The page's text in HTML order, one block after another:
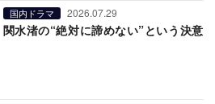
国内ドラマ 2026.07.29
関水渚の“絶対に諦めない”という決意